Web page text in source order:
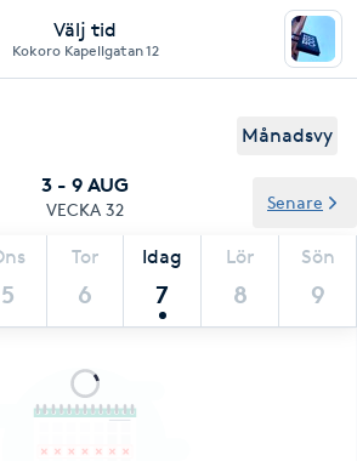
Välj tid
Kokoro Kapellgatan 12
Månadsvy
3 - 9 AUG
VECKA 32
5
Tor
6
Idag
7
Lör
8
Sön
9
Senare